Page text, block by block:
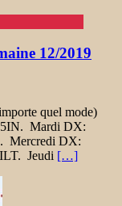
12/2019
quel mode)
Mardi DX:
Mercredi DX:
Jeudi […]